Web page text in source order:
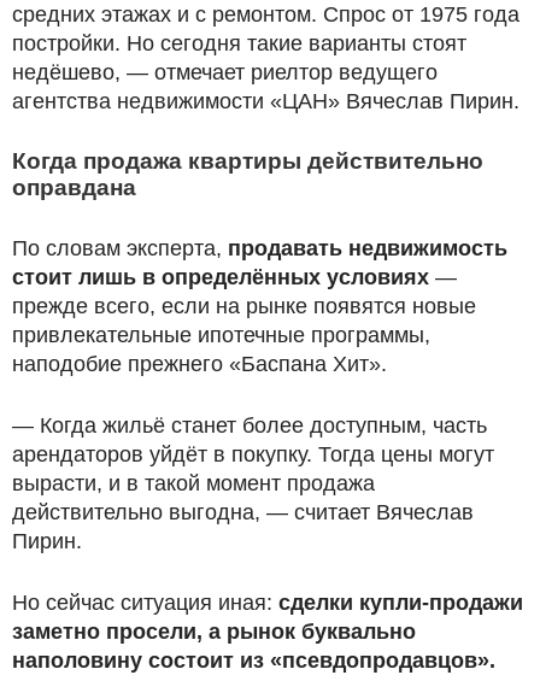
средних этажах и с ремонтом. Спрос от 1975 года
постройки. Но сегодня такие варианты стоят
недёшево, — отмечает риелтор ведущего
агентства недвижимости «ЦАН» Вячеслав Пирин.
Когда продажа квартиры действительно
оправдана
По словам эксперта, продавать недвижимость
стоит лишь в определённых условиях —
прежде всего, если на рынке появятся новые
привлекательные ипотечные программы,
наподобие прежнего «Баспана Хит».
— Когда жильё станет более доступным, часть
арендаторов уйдёт в покупку. Тогда цены могут
вырасти, и в такой момент продажа
действительно выгодна, — считает Вячеслав
Пирин.
Но сейчас ситуация иная: сделки купли-продажи
заметно просели, а рынок буквально
наполовину состоит из «псевдопродавцов».